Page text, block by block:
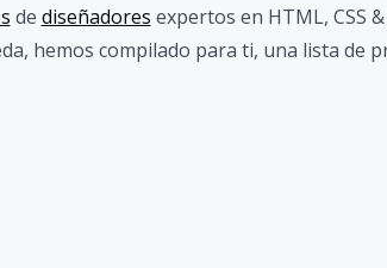
de diseñadores expertos en HTML, CSS
hemos compilado para ti, una lista de